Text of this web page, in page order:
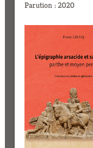
Parution : 2020